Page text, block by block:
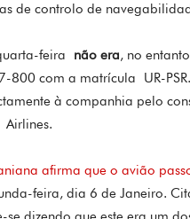
de controlo de
feira não era, no
800 com a matrícula UR-
à companhia pelo
afirma que o avião
feira, dia 6 de Janeiro.